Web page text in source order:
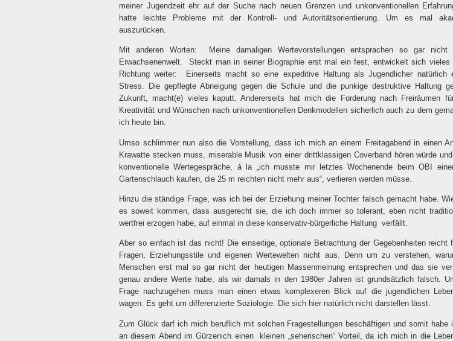
meiner Jugendzeit ehr auf der Suche nach neuen Grenzen und unkonventionellen
hatte leichte Probleme mit der Kontroll- und Autoritätsorientierung. Um es mal
auszurücken.
Mit anderen Worten:
Meine damaligen Wertevorstellungen entsprachen so gar
Erwachsenenwelt.
Steckt man in seiner Biographie erst mal ein fest, entwickelt sich vieles
Richtung weiter:
Einerseits macht so eine expeditive Haltung als Jugendlicher natürlich
Stress. Die gepflegte Abneigung gegen die Schule und die punkige destruktive Haltung
Zukunft, macht(e) vieles kaputt. Andererseits hat mich die Forderung nach Freiräumen
Kreativität und Wünschen nach unkonventionellen Denkmodellen sicherlich auch zu dem
ich heute bin.
Umso schlimmer nun also die Vorstellung, dass ich mich an einem Freitagabend in einen
Krawatte stecken muss, miserable Musik von einer drittklassigen Coverband hören würde
konventionelle Wertegespräche, á la „ich musste mir letztes Wochenende beim OBI
Gartenschlauch kaufen, die 25 m reichten nicht mehr aus“, verlieren werden müsse.
Hinzu die ständige Frage, was ich bei der Erziehung meiner Tochter falsch gemacht habe.
es soweit kommen, dass ausgerecht sie, die ich doch immer so tolerant, eben nicht
wertfrei erzogen habe, auf einmal in diese konservativ-bürgerliche Haltung verfällt.
Aber so einfach ist das nicht! Die einseitige, optionale Betrachtung der Gegebenheiten reicht
Fragen, Erziehungsstile und eigenen Wertewelten nicht aus. Denn um zu verstehen,
Menschen erst mal so gar nicht der heutigen Massenmeinung entsprechen und das sie
genau andere Werte habe, als wir damals in den 1980er Jahren ist grundsätzlich falsch.
Frage nachzugehen muss man einen etwas komplexeren Blick auf die jugendlichen
wagen. Es geht um differenzierte Soziologie. Die sich hier natürlich nicht darstellen lässt.
Zum Glück darf ich mich beruflich mit solchen Fragestellungen beschäftigen und somit habe
an diesem Abend im Gürzenich einen
kleinen „seherischen“ Vorteil, da ich mich in die